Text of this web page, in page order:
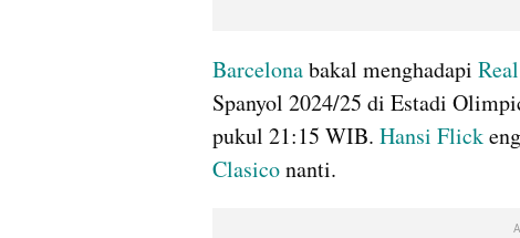
Barcelona bakal menghadapi
Spanyol 2024/25 di Estadi
pukul 21:15 WIB. Hansi Flick
Clasico nanti.